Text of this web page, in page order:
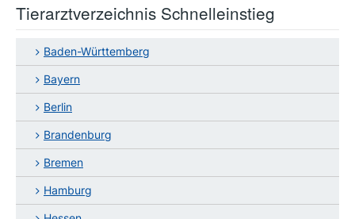
Tierarztverzeichnis Schnelleinstieg
Baden-Württemberg
Bayern
Berlin
Brandenburg
Bremen
Hamburg